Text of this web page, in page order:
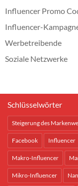
Influencer Promo
Influencer-
Werbetreibende
Soziale Netzwerke
Schlüsselwörter
Steigerung des
Facebook Influencer
Makro-Influencer
Mikro-Influencer